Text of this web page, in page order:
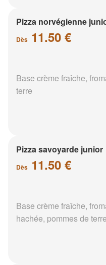
Pizza norvégienne
Dès 11.50 €
Base crème fraîche,
terre
Pizza savoyarde junior
Dès 11.50 €
Base crème fraîche,
hachée, pommes de terre